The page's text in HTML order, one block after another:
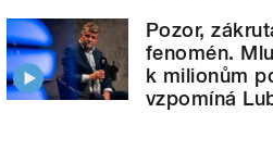
Pozor,
fenomén.
k milionům
vzpomíná